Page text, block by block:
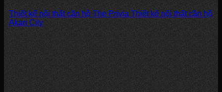
Thiết kế nội thất căn hộ The Privia Thiết kế nội thất căn hộ
Akari City